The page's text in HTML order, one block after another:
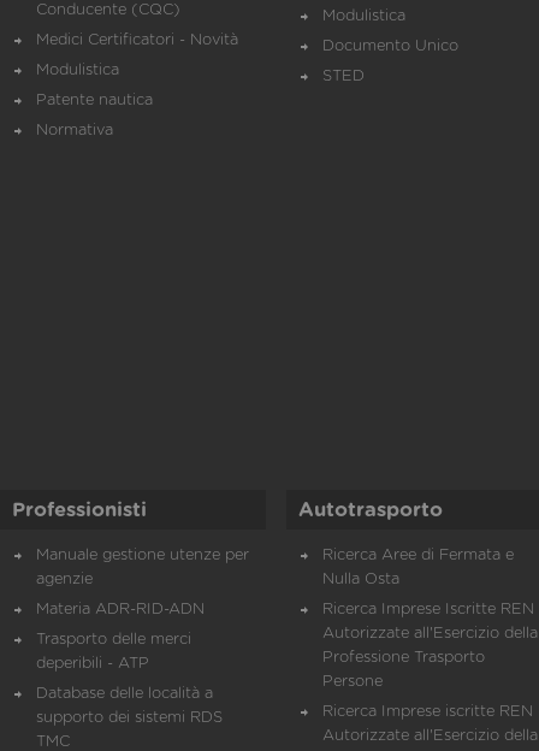
Conducente (CQC)
Medici Certificatori - Novità
Modulistica
Patente nautica
Normativa
Modulistica
Documento Unico
STED
Professionisti
Manuale gestione utenze per
agenzie
Materia ADR-RID-ADN
Trasporto delle merci
deperibili - ATP
Database delle località a
supporto dei sistemi RDS
TMC
Autotrasporto
Ricerca Aree di Fermata e
Nulla Osta
Ricerca Imprese Iscritte REN
Autorizzate all'Esercizio della
Professione Trasporto
Persone
Ricerca Imprese iscritte REN
Autorizzate all'Esercizio della